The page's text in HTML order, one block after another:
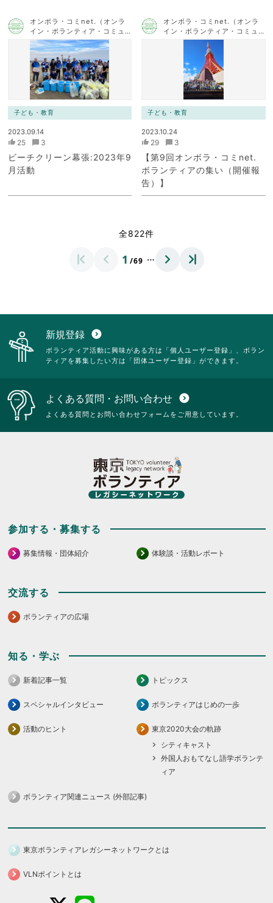
オンボラ・コミnet.（オンラ
イン・ボランティア・コミュ
ニケーション・ネットワー
ク）
子ども・教育
2023.09.14
25 3
ビーチクリーン幕張:2023年9
月活動
オンボラ・コミnet.（オンラ
イン・ボランティア・コミュ
ニケーション・ネットワー
子ども・教育
2023.10.24
29 3
【第9回オンボラ・コミnet.
ボランティアの集い（開催報
告）】
全822件
1 /69 …
新規登録 expand_circle_down
ボランティア活動に興味がある方は「個人ユーザー登録」、ボラン
ティアを募集したい方は「団体ユーザー登録」ができます。
よくある質問・お問い合わせ expand_circle_down
よくある質問とお問い合わせフォームをご用意しています。
参加する・募集する
募集情報・団体紹介 体験談・活動レポート
交流する
ボランティアの広場
知る・学ぶ
新着記事一覧 トピックス
スペシャルインタビュー ボランティアはじめの一歩
活動のヒント
東京2020大会の軌跡
シティキャスト
外国人おもてなし語学ボランテ
ィア
ボランティア関連ニュース (外部記事)
東京ボランティアレガシーネットワークとは
VLNポイントとは